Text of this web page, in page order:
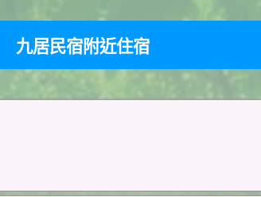
九居民宿附近住宿